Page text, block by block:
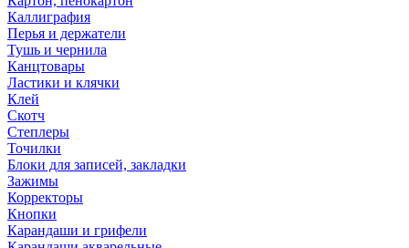
Каллиграфия
Перья и держатели
Тушь и чернила
Канцтовары
Ластики и клячки
Клей
Скотч
Степлеры
Точилки
Блоки для записей, закладки
Зажимы
Корректоры
Кнопки
Карандаши и грифели